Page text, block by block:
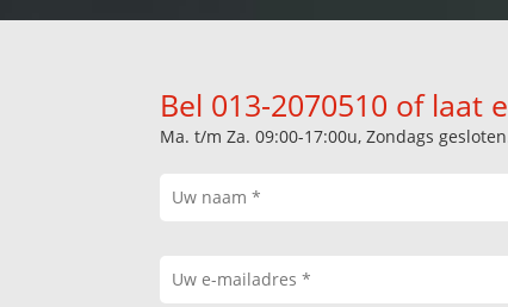
Bel 013-2070510 of laat
Ma. t/m Za. 09:00-17:00u, Zondags